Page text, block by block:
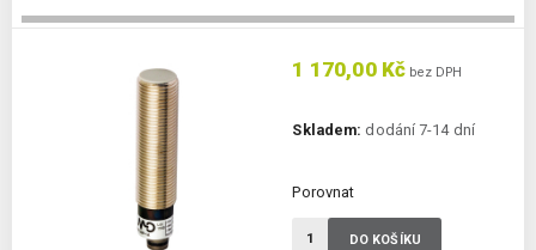
1 170,00 Kč bez DPH
Skladem: dodání 7-14 dní
Porovnat
DO KOŠÍKU